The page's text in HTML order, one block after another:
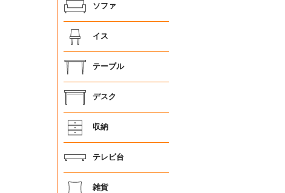
ソファ
イス
テーブル
デスク
収納
テレビ台
雑貨